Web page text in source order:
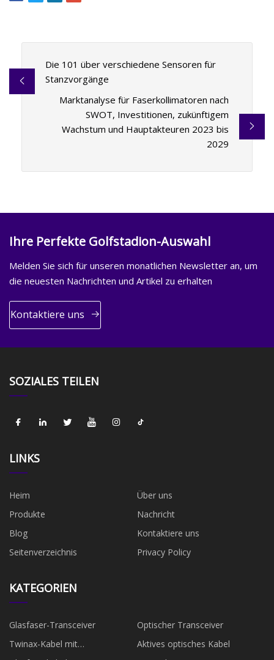
Die 101 über verschiedene Sensoren für
Stanzvorgänge
Marktanalyse für Faserkollimatoren nach
SWOT, Investitionen, zukünftigem
Wachstum und Hauptakteuren 2023 bis
2029
Ihre Perfekte Golfstadion-Auswahl
Melden Sie sich für unseren monatlichen Newsletter an, um
die neuesten Nachrichten und Artikel zu erhalten
Kontaktiere uns
SOZIALES TEILEN
LINKS
Heim
Über uns
Produkte
Nachricht
Blog
Kontaktiere uns
Seitenverzeichnis
Privacy Policy
KATEGORIEN
Glasfaser-Transceiver
Optischer Transceiver
Twinax-Kabel mit
Direktanschluss
Aktives optisches Kabel